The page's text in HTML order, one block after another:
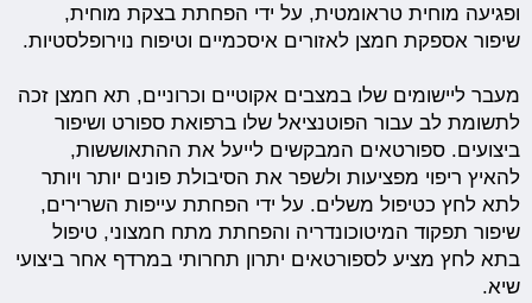
ופגיעה מוחית טראומטית, על ידי הפחתת בצקת מוחית,
שיפור אספקת חמצן לאזורים איסכמיים וטיפוח נוירופלסטיות.
מעבר ליישומים שלו במצבים אקוטיים וכרוניים, תא חמצן זכה
לתשומת לב עבור הפוטנציאל שלו ברפואת ספורט ושיפור
ביצועים. ספורטאים המבקשים לייעל את ההתאוששות,
להאיץ ריפוי מפציעות ולשפר את הסיבולת פונים יותר ויותר
לתא לחץ כטיפול משלים. על ידי הפחתת עייפות השרירים,
שיפור תפקוד המיטוכונדריה והפחתת מתח חמצוני, טיפול
בתא לחץ מציע לספורטאים יתרון תחרותי במרדף אחר ביצועי
שיא.